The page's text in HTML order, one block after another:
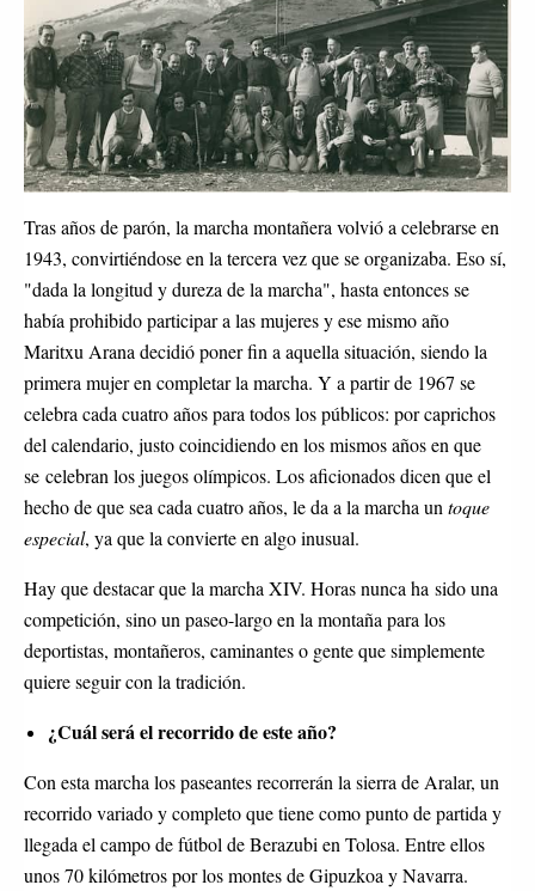
Tras años de parón, la marcha montañera volvió a celebrarse en
1943, convirtiéndose en la tercera vez que se organizaba. Eso sí,
"dada la longitud y dureza de la marcha", hasta entonces se
había prohibido participar a las mujeres y ese mismo año
Maritxu Arana decidió poner fin a aquella situación, siendo la
primera mujer en completar la marcha. Y a partir de 1967 se
celebra cada cuatro años para todos los públicos: por caprichos
del calendario, justo coincidiendo en los mismos años en que
se celebran los juegos olímpicos. Los aficionados dicen que el
hecho de que sea cada cuatro años, le da a la marcha un toque
especial, ya que la convierte en algo inusual.
Hay que destacar que la marcha XIV. Horas nunca ha sido una
competición, sino un paseo-largo en la montaña para los
deportistas, montañeros, caminantes o gente que simplemente
quiere seguir con la tradición.
¿Cuál será el recorrido de este año?
Con esta marcha los paseantes recorrerán la sierra de Aralar, un
recorrido variado y completo que tiene como punto de partida y
llegada el campo de fútbol de Berazubi en Tolosa. Entre ellos
unos 70 kilómetros por los montes de Gipuzkoa y Navarra.